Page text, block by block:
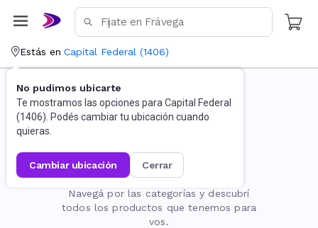
Estás en Capital Federal (1406)
No pudimos ubicarte
Te mostramos las opciones para Capital Federal
(1406). Podés cambiar tu ubicación cuando
quieras.
cambiar ubicación cerrar
La página no existe
Navegá por las categorías y descubrí
todos los productos que tenemos para
vos.